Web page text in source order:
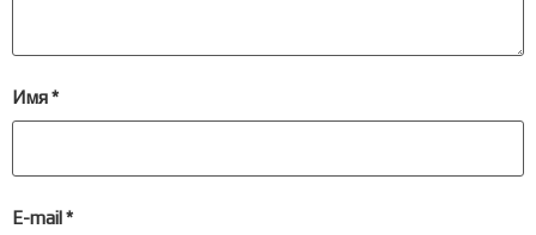
Имя*
E-mail*